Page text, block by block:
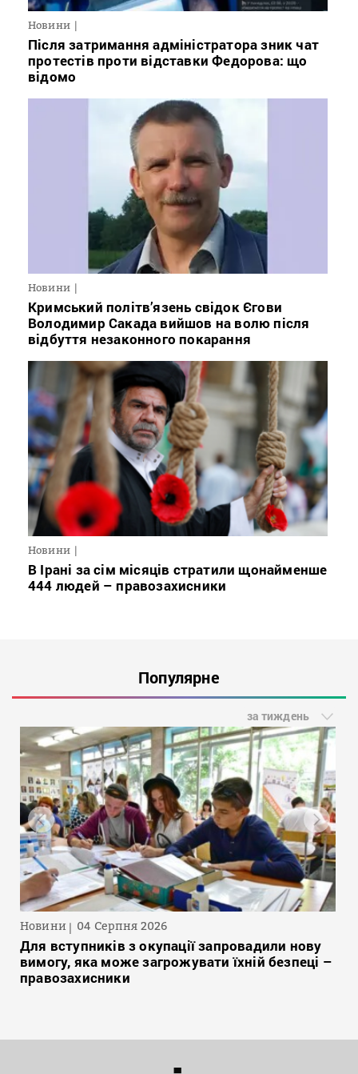
Новини
Після затримання адміністратора зник чат
протестів проти відставки Федорова: що
відомо
Новини
Кримський політв’язень свідок Єгови
Володимир Сакада вийшов на волю після
відбуття незаконного покарання
Новини
В Ірані за сім місяців стратили щонайменше
444 людей – правозахисники
Популярне
за тиждень
Новини 04 Серпня 2026
Для вступників з окупації запровадили нову
вимогу, яка може загрожувати їхній безпеці –
правозахисники